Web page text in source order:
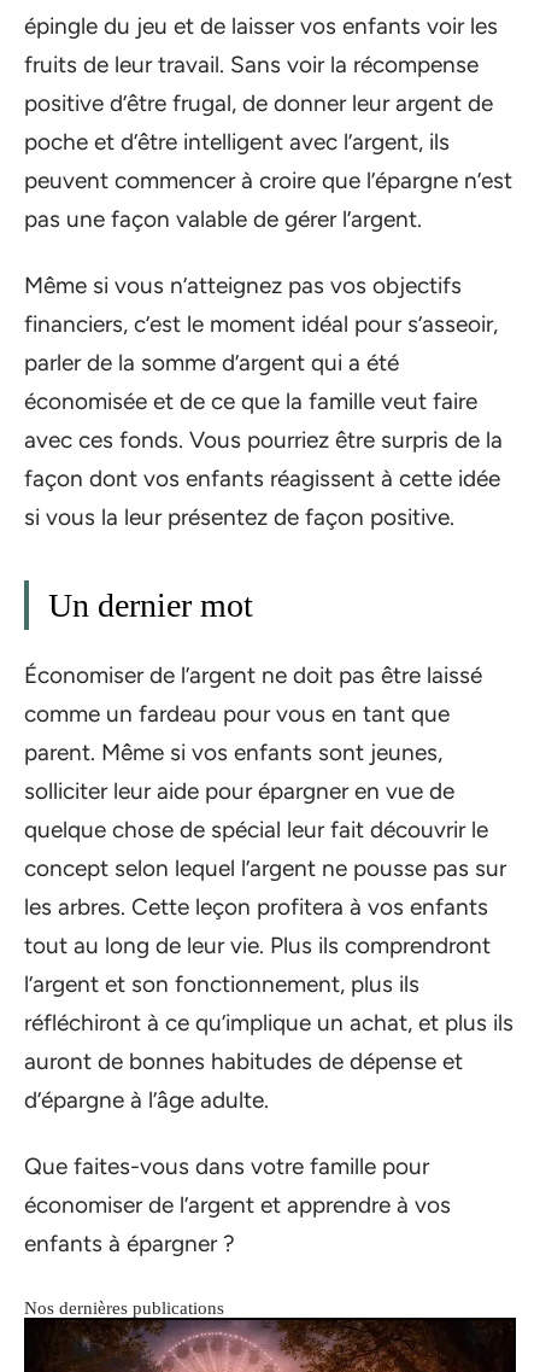
épingle du jeu et de laisser vos enfants voir les
fruits de leur travail. Sans voir la récompense
positive d’être frugal, de donner leur argent de
poche et d’être intelligent avec l’argent, ils
peuvent commencer à croire que l’épargne n’est
pas une façon valable de gérer l’argent.
Même si vous n’atteignez pas vos objectifs
financiers, c’est le moment idéal pour s’asseoir,
parler de la somme d’argent qui a été
économisée et de ce que la famille veut faire
avec ces fonds. Vous pourriez être surpris de la
façon dont vos enfants réagissent à cette idée
si vous la leur présentez de façon positive.
Un dernier mot
Économiser de l’argent ne doit pas être laissé
comme un fardeau pour vous en tant que
parent. Même si vos enfants sont jeunes,
solliciter leur aide pour épargner en vue de
quelque chose de spécial leur fait découvrir le
concept selon lequel l’argent ne pousse pas sur
les arbres. Cette leçon profitera à vos enfants
tout au long de leur vie. Plus ils comprendront
l’argent et son fonctionnement, plus ils
réfléchiront à ce qu’implique un achat, et plus ils
auront de bonnes habitudes de dépense et
d’épargne à l’âge adulte.
Que faites-vous dans votre famille pour
économiser de l’argent et apprendre à vos
enfants à épargner ?
Nos dernières publications